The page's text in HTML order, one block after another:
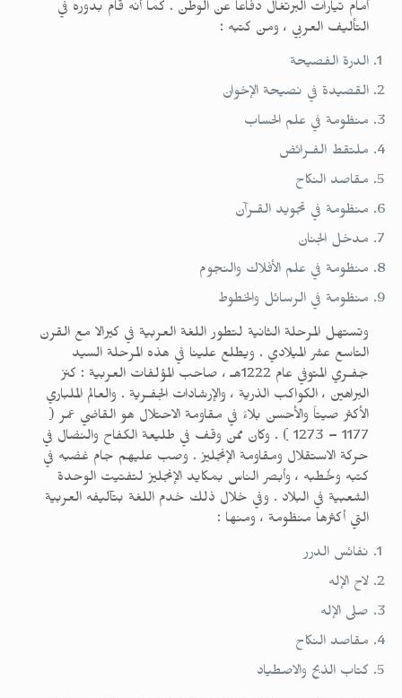
أمام تيارات البرتغال دفاعاً عن الوطن . كما أنه قام بدوره في
التأليف العربي ، ومن كتبه :
الدرة الفصيحة
القصيدة في نصيحة الإخوان
منظومة في علم الحساب
ملتقط الفـرائض
مقاصد النكاح
منظومة في تجويد القـرآن
مدخل الجنان
منظومة في علم الأفلاك والنجوم
منظومة في الرسائل والخطوط
وتستهل المرحلة الثانية لتطور اللغة العربية في كيرالا مع القرن
التاسع عشر الميلادي . ويطلع علينا في هذه المرحلة السيد
جفـري المتوفي عام 1222هـ ، صاحب المؤلفات العربية : كنز
البراهين ، الكواكب الذرية ، والإرشادات الجفـرية . والعالم الملباري
الأكثر صيتاً والأحسن بلاءً في مقاومة الاحتلال هو القاضي عمر (
1177 – 1273 ) . وكان ممن وقف في طليعة الكفاح والنضال في
حركة الاستقلال ومقاومة الإنجليز . وصب عليهم جام غضبه في
كتبه وخُطبه ، وأبصر الناس بمكايد الإنجليز لتفتيت الوحدة
الشعبية في البلاد . وفي خلال ذلك خدم اللغة بتآليفه العربية
التي أكثرها منظومة ، ومنها :
نفائس الدرر
لاح الإله
صلى الإله
مقاصد النكاح
كتاب الذبح والاصطياد